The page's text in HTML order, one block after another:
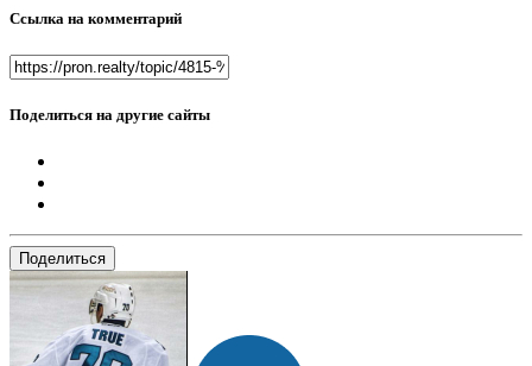
Ссылка на комментарий
Поделиться на другие сайты
Поделиться